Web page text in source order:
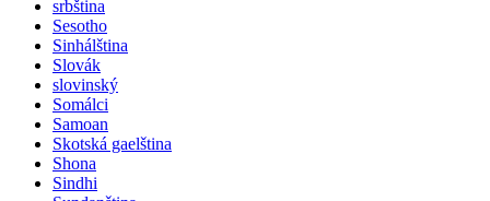
srbština
Sesotho
Sinhálština
Slovák
slovinský
Somálci
Samoan
Skotská gaelština
Shona
Sindhi